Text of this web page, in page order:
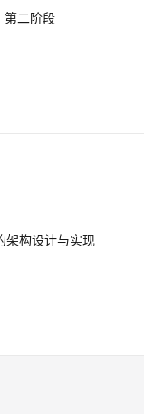
备消息PHP
第二阶段
架构设计与实现